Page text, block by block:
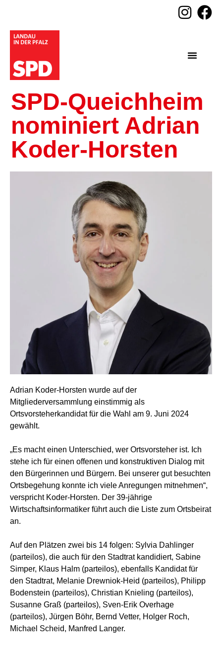
SPD-Queichheim
nominiert Adrian
Koder-Horsten
Adrian Koder-Horsten wurde auf der
Mitgliederversammlung einstimmig als
Ortsvorsteherkandidat für die Wahl am 9. Juni 2024
gewählt.
„Es macht einen Unterschied, wer Ortsvorsteher ist. Ich
stehe ich für einen offenen und konstruktiven Dialog mit
den Bürgerinnen und Bürgern. Bei unserer gut besuchten
Ortsbegehung konnte ich viele Anregungen mitnehmen“,
verspricht Koder-Horsten. Der 39-jährige
Wirtschaftsinformatiker führt auch die Liste zum Ortsbeirat
an.
Auf den Plätzen zwei bis 14 folgen: Sylvia Dahlinger
(parteilos), die auch für den Stadtrat kandidiert, Sabine
Simper, Klaus Halm (parteilos), ebenfalls Kandidat für
den Stadtrat, Melanie Drewniok-Heid (parteilos), Philipp
Bodenstein (parteilos), Christian Knieling (parteilos),
Susanne Graß (parteilos), Sven-Erik Overhage
(parteilos), Jürgen Böhr, Bernd Vetter, Holger Roch,
Michael Scheid, Manfred Langer.